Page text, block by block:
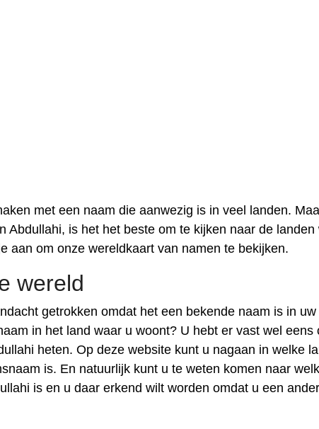
met een naam die aanwezig is in veel landen.
Abdullahi, is het het beste om te kijken naar de landen
aan om onze wereldkaart van namen te bekijken.
wereld
getrokken omdat het een bekende naam is in uw
in het land waar u woont? U hebt er vast wel eens
heten. Op deze website kunt u nagaan in welke
is. En natuurlijk kunt u te weten komen naar
is en u daar erkend wilt worden omdat u een